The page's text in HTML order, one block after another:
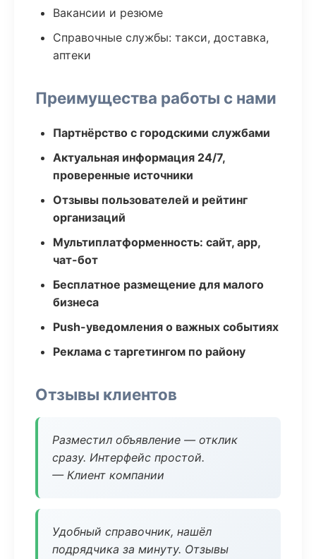
Вакансии и резюме
Справочные службы: такси, доставка,
аптеки
Преимущества работы с нами
Партнёрство с городскими службами
Актуальная информация 24/7,
проверенные источники
Отзывы пользователей и рейтинг
организаций
Мультиплатформенность: сайт, app,
чат-бот
Бесплатное размещение для малого
бизнеса
Push-уведомления о важных событиях
Реклама с таргетингом по району
Отзывы клиентов
Разместил объявление — отклик
сразу. Интерфейс простой.
— Клиент компании
Удобный справочник, нашёл
подрядчика за минуту. Отзывы